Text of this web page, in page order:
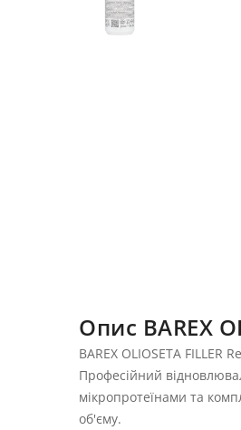
Опис BAREX
BAREX OLIOSETA
Професійний
мікропротеїнами та
об'єму.